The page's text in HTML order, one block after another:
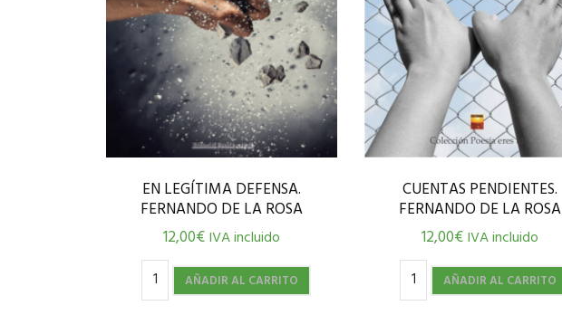
EN LEGÍTIMA DEFENSA.
FERNANDO DE LA ROSA
12,00€IVA incluido
AÑADIR AL CARRITO
CUENTAS PENDIENTES.
FERNANDO DE LA ROSA
12,00€IVA incluido
AÑADIR AL CARRITO